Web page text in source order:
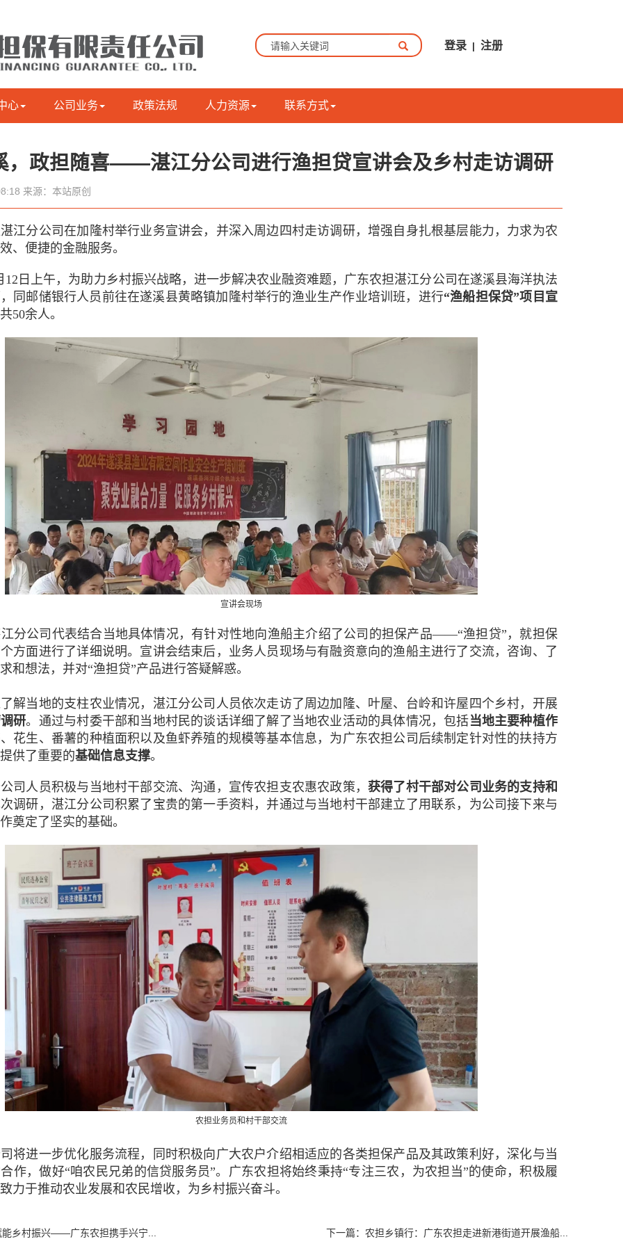
登录 | 注册
心 公司业务 政策法规 人力资源 联系方式
，政担随喜——湛江分公司进行渔担贷宣讲会及乡村走访调研
来源：本站原创
分公司在加隆村举行业务宣讲会，并深入周边四村走访调研，增强自身扎根基层能力，力求为农
、便捷的金融服务。
日上午，为助力乡村振兴战略，进一步解决农业融资难题，广东农担湛江分公司在遂溪县海洋执法
同邮储银行人员前往在遂溪县黄略镇加隆村举行的渔业生产作业培训班，进行“渔船担保贷”项目宣
50余人。
宣讲会现场
公司代表结合当地具体情况，有针对性地向渔船主介绍了公司的担保产品——“渔担贷”，就担保
方面进行了详细说明。宣讲会结束后，业务人员现场与有融资意向的渔船主进行了交流，咨询、了
和想法，并对“渔担贷”产品进行答疑解惑。
当地的支柱农业情况，湛江分公司人员依次走访了周边加隆、叶屋、台岭和许屋四个乡村，开展
研。通过与村委干部和当地村民的谈话详细了解了当地农业活动的具体情况，包括当地主要种植作
花生、番薯的种植面积以及鱼虾养殖的规模等基本信息，为广东农担公司后续制定针对性的扶持方
供了重要的基础信息支撑。
人员积极与当地村干部交流、沟通，宣传农担支农惠农政策，获得了村干部对公司业务的支持和
调研，湛江分公司积累了宝贵的第一手资料，并通过与当地村干部建立了用联系，为公司接下来与
奠定了坚实的基础。
农担业务员和村干部交流
进一步优化服务流程，同时积极向广大农户介绍相适应的各类担保产品及其政策利好，深化与当
作，做好“咱农民兄弟的信贷服务员”。广东农担将始终秉持“专注三农，为农担当”的使命，积极履
力于推动农业发展和农民增收，为乡村振兴奋斗。
能乡村振兴——广东农担携手兴宁... 下一篇： 农担乡镇行：广东农担走进新港街道开展渔船...